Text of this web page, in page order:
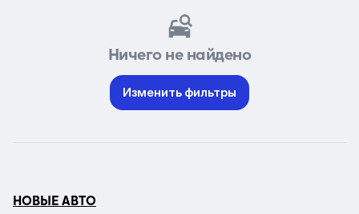
Ничего не найдено
Изменить фильтры
НОВЫЕ АВТО